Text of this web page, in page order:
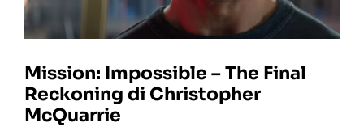
Mission: Impossible – The Final
Reckoning di Christopher
McQuarrie